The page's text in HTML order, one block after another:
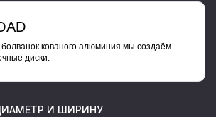
кованого алюминия мы создаём
диски.
И ШИРИНУ